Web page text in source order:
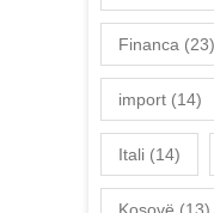
Financa (23)
import (14)
Itali (14)
Kosovë (13)